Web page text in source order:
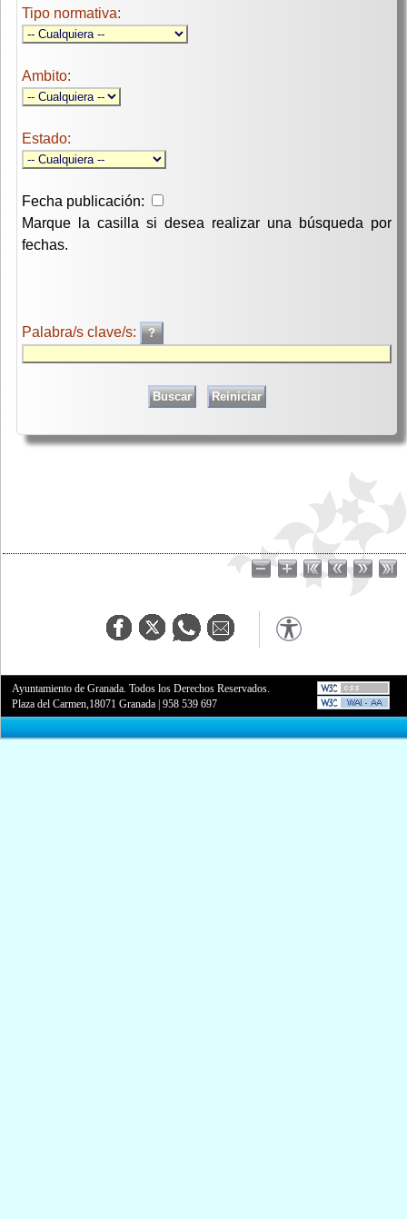
Tipo normativa:
Ambito:
Estado:
Fecha publicación:
Marque la casilla si desea realizar una búsqueda por
fechas.
Palabra/s clave/s:
Ayuntamiento de Granada. Todos los Derechos Reservados.
Plaza del Carmen,18071 Granada |958 539 697